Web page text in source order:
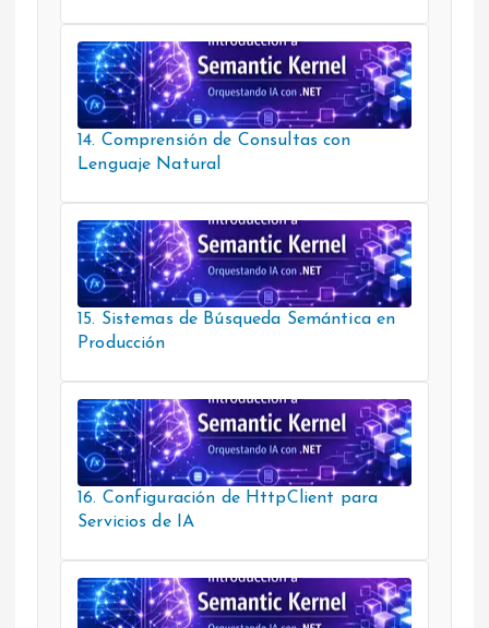
14. Comprensión de Consultas con
Lenguaje Natural
15. Sistemas de Búsqueda Semántica en
Producción
16. Configuración de HttpClient para
Servicios de IA